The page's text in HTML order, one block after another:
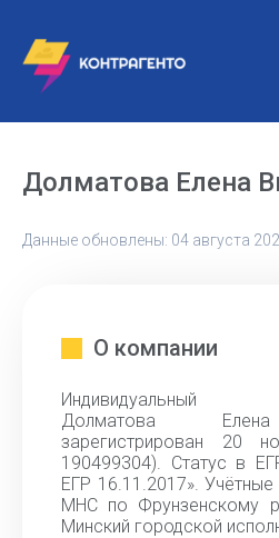
Долматова Елена
Данные обновлены: 04 августа
О компании
Индивидуальный
Долматова
зарегистрирован 20
190499304). Статус в
ЕГР 16.11.2017».
МНС по Фрунзенскому
Минский городской